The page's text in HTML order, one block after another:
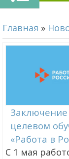
Главная »
Заключение
целевом
«Работа в
С 1 мая